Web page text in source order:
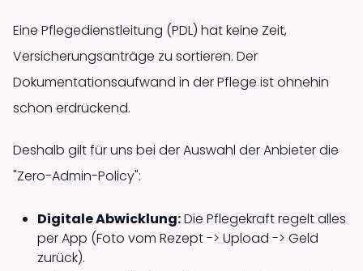
Eine Pflegedienstleitung (PDL) hat keine Zeit,
Versicherungsanträge zu sortieren. Der
Dokumentationsaufwand in der Pflege ist ohnehin
schon erdrückend.
Deshalb gilt für uns bei der Auswahl der Anbieter die
"Zero-Admin-Policy":
Digitale Abwicklung:Die Pflegekraft regelt alles
per App (Foto vom Rezept -> Upload -> Geld
zurück).